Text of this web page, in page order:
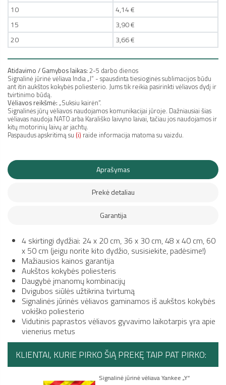
10
4,14 €
15
3,90 €
20
3,66 €
Atidavimo / Gamybos laikas: 2-5 darbo dienos
Signalinė jūrinė vėliava India „I“ - spausdinta tiesioginės sublimacijos būdu
ant itin aukštos kokybės poliesterio. Jums tik reikia pasirinkti vėliavos dydį ir
tvirtinimo būdą.
Vėliavos reikšmė: „Suksiu kairėn“.
Signalinės jūrų vėliavos naudojamos komunikacijai jūroje. Dažniausiai šias
vėliavas naudoja NATO arba Karališko laivyno laivai, tačiau jos naudojamos ir
kitų motorinių laivų ar jachtų.
Paspaudus apskritimą su (i) raide informacija matoma su vaizdu.
Aprašymas
Prekė detaliau
Garantija
4 skirtingi dydžiai: 24 x 20 cm, 36 x 30 cm, 48 x 40 cm, 60
x 50 cm (jeigu norite kito dydžio, susisiekite, padėsime!)
Mažiausios kainos garantija
Aukštos kokybės poliesteris
Daugybė įmanomų kombinacijų
Dvigubos siūlės užtikrina tvirtumą
Signalinės jūrinės vėliavos gaminamos iš aukštos kokybės
vokiško poliesterio
Vidutinis paprastos vėliavos gyvavimo laikotarpis yra apie
vienerius metus
KLIENTAI, KURIE PIRKO ŠIĄ PREKĘ TAIP PAT PIRKO:
Signalinė jūrinė vėliava Yankee „Y“